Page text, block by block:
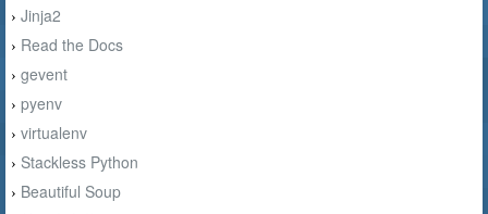
› Jinja2
› Read the Docs
› gevent
› pyenv
› virtualenv
› Stackless Python
› Beautiful Soup